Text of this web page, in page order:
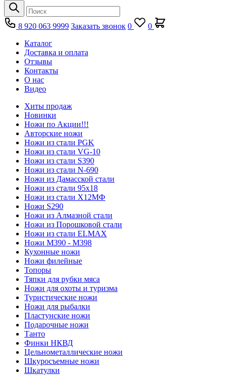
8 920 063 9999 Заказать звонок 0
0
Каталог
Доставка и оплата
Отзывы
Контакты
О нас
Видео
Хиты продаж
Новинки
Ножи по Акции!!!
Авторские ножи
Ножи из стали PGK
Ножи из стали VG-10
Ножи из стали S390
Ножи из стали N-690
Ножи из Дамасской стали
Ножи из стали 95х18
Ножи из стали Х12МФ
Ножи S290
Ножи из Алмазной стали
Ножи из Порошковой стали
Ножи из стали ELMAX
Ножи М390 - М398
Кухонные ножи
Ножи филейные
Топоры
Тяпки для рубки мяса
Ножи для охоты и туризма
Туристические ножи
Ножи для рыбалки
Пластунские ножи
Подарочные ножи
Танто
Финки НКВД
Цельнометаллические ножи
Шкуросъемные ножи
Шкатулки